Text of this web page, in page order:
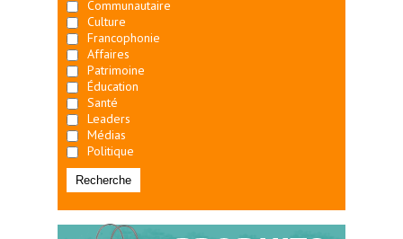
Communautaire
Culture
Francophonie
Affaires
Patrimoine
Éducation
Santé
Leaders
Médias
Politique